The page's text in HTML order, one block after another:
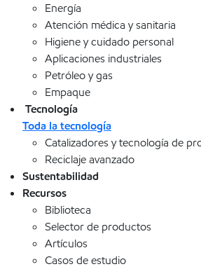
Energía
Atención médica y sanitaria
Higiene y cuidado personal
Aplicaciones industriales
Petróleo y gas
Empaque
Tecnología
Toda la tecnología
Catalizadores y tecnología de
Reciclaje avanzado
Sustentabilidad
Recursos
Biblioteca
Selector de productos
Artículos
Casos de estudio